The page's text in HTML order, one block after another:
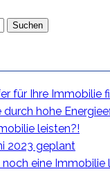
für Ihre Immobilie
hohe
leisten?!
2023 geplant
eine Immobilie